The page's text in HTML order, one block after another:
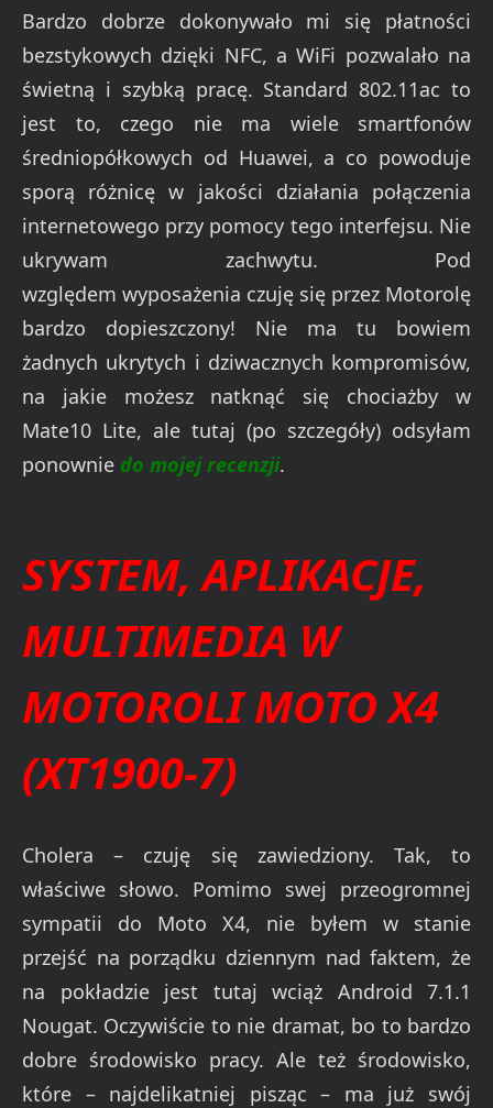
Bardzo dobrze dokonywało mi się płatności
bezstykowych dzięki NFC, a WiFi pozwalało na
świetną i szybką pracę. Standard 802.11ac to
jest to, czego nie ma wiele smartfonów
średniopółkowych od Huawei, a co powoduje
sporą różnicę w jakości działania połączenia
internetowego przy pomocy tego interfejsu. Nie
ukrywam zachwytu. Pod
względem wyposażenia czuję się przez Motorolę
bardzo dopieszczony! Nie ma tu bowiem
żadnych ukrytych i dziwacznych kompromisów,
na jakie możesz natknąć się chociażby w
Mate10 Lite, ale tutaj (po szczegóły) odsyłam
ponownie do mojej recenzji.
SYSTEM, APLIKACJE,
MULTIMEDIA W
MOTOROLI MOTO X4
(XT1900-7)
Cholera – czuję się zawiedziony. Tak, to
właściwe słowo. Pomimo swej przeogromnej
sympatii do Moto X4, nie byłem w stanie
przejść na porządku dziennym nad faktem, że
na pokładzie jest tutaj wciąż Android 7.1.1
Nougat. Oczywiście to nie dramat, bo to bardzo
dobre środowisko pracy. Ale też środowisko,
które – najdelikatniej pisząc – ma już swój